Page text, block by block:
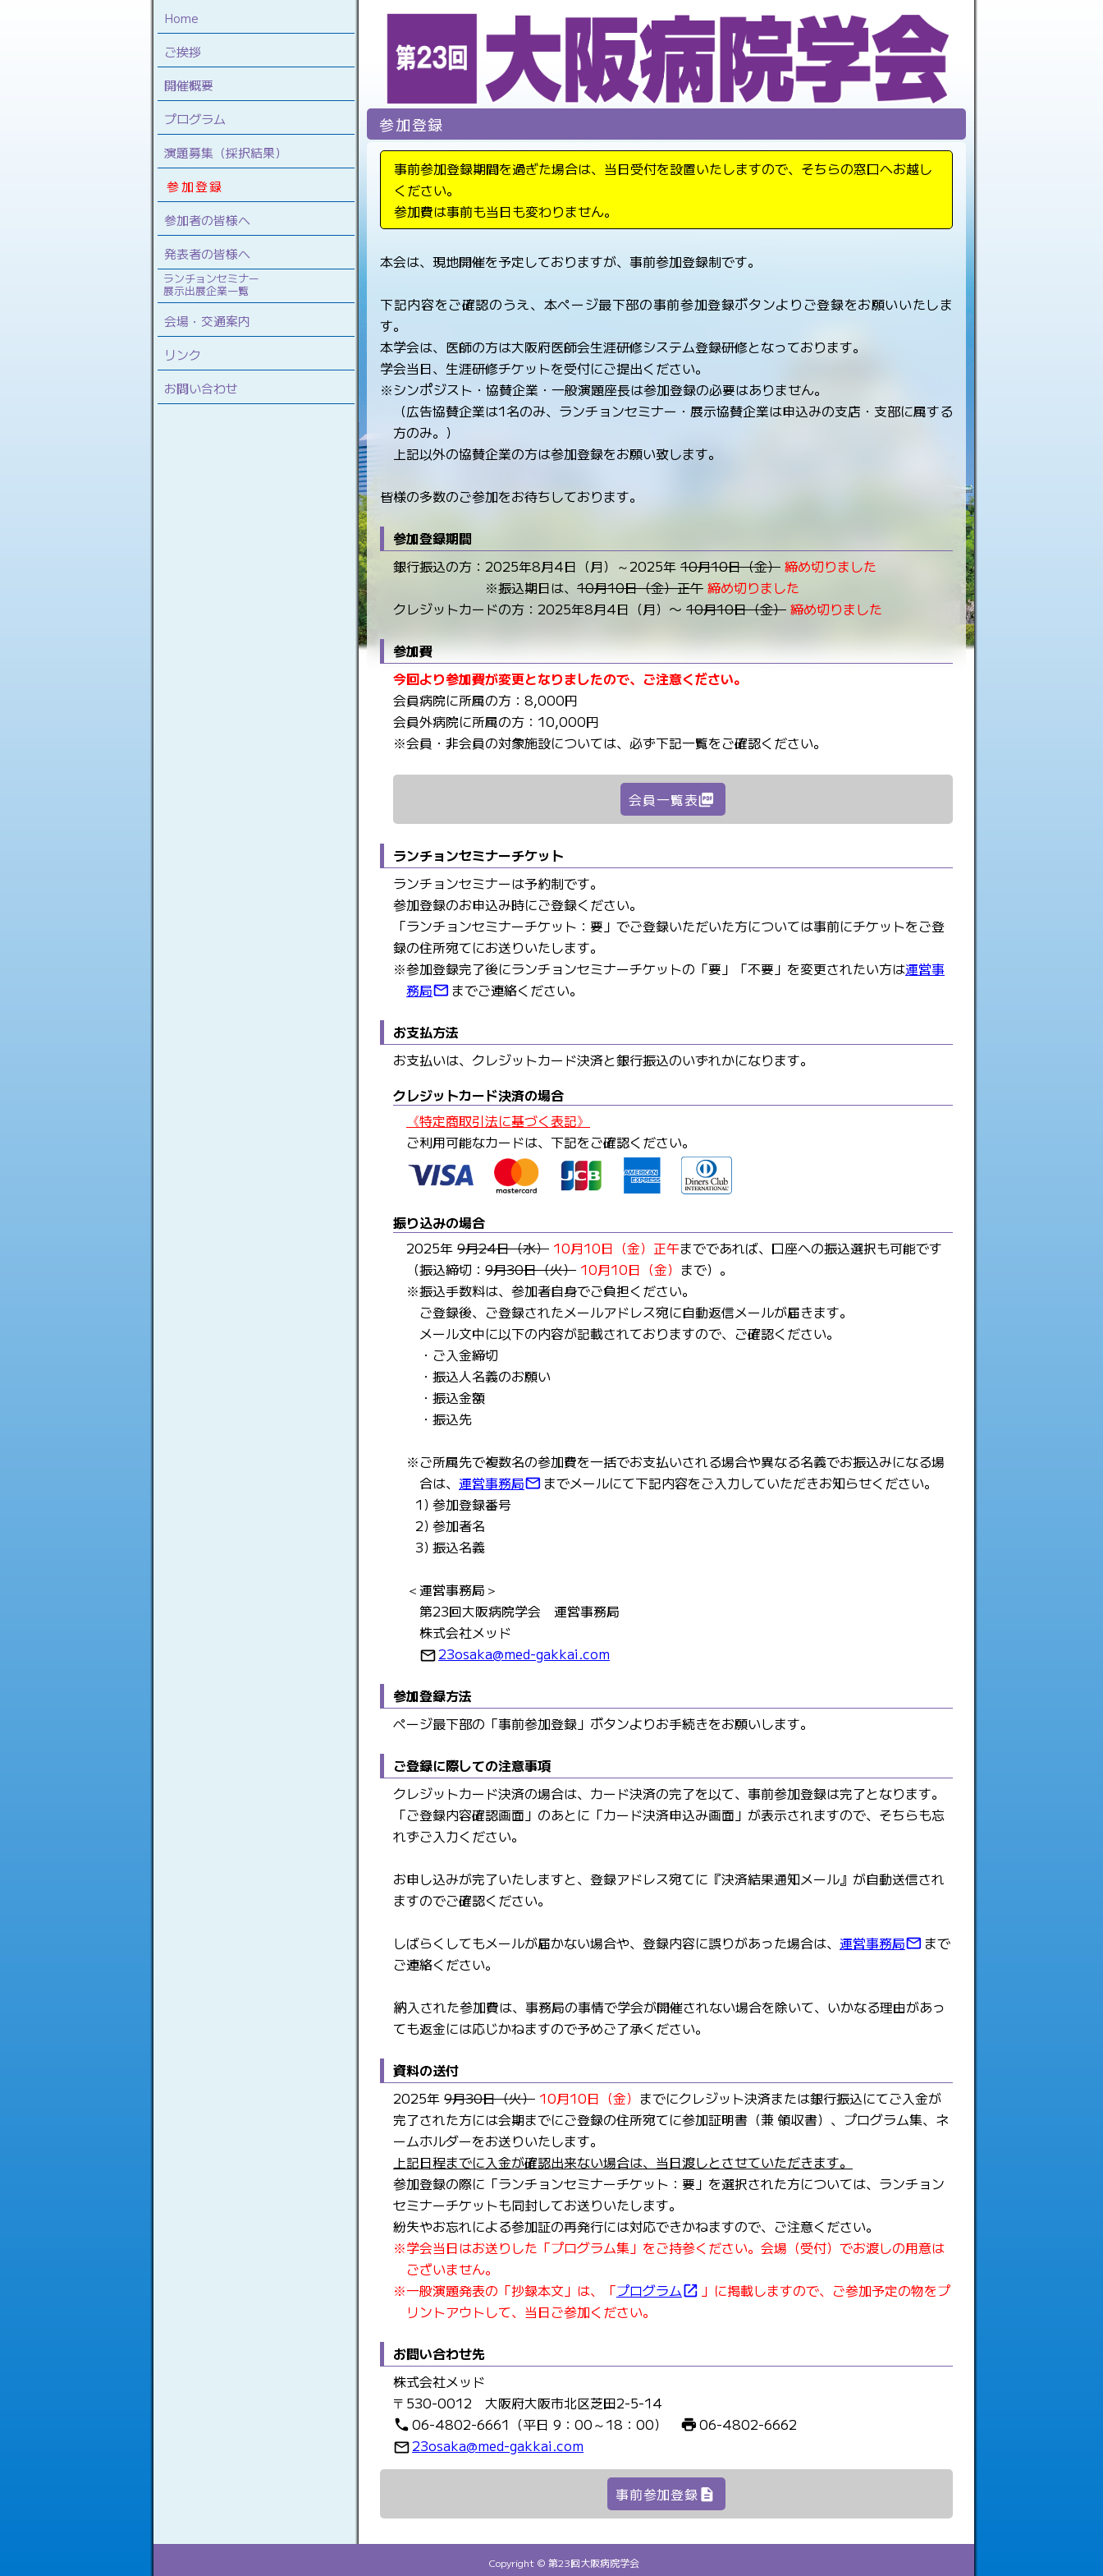
Home
ご挨拶
開催概要
プログラム
演題募集（採択結果）
参加登録
参加者の皆様へ
発表者の皆様へ
ランチョンセミナー
展示出展企業一覧
会場・交通案内
リンク
お問い合わせ
参加登録
事前参加登録期間を過ぎた場合は、当日受付を設置いたしますので、そちらの窓口へお越し
ください。
参加費は事前も当日も変わりません。
本会は、現地開催を予定しておりますが、事前参加登録制です。
下記内容をご確認のうえ、本ページ最下部の事前参加登録ボタンよりご登録をお願いいたしま
す。
本学会は、医師の方は大阪府医師会生涯研修システム登録研修となっております。
学会当日、生涯研修チケットを受付にご提出ください。
※シンポジスト・協賛企業・一般演題座長は参加登録の必要はありません。
（広告協賛企業は1名のみ、ランチョンセミナー・展示協賛企業は申込みの支店・支部に属する
方のみ。）
上記以外の協賛企業の方は参加登録をお願い致します。
皆様の多数のご参加をお待ちしております。
参加登録期間
銀行振込の方：2025年8月4日（月）～2025年 10月10日（金） 締め切りました
※振込期日は、 10月10日（金）正午 締め切りました
クレジットカードの方：2025年8月4日（月）〜 10月10日（金） 締め切りました
参加費
今回より参加費が変更となりましたので、ご注意ください。
会員病院に所属の方：8,000円
会員外病院に所属の方：10,000円
※会員・非会員の対象施設については、必ず下記一覧をご確認ください。
会員一覧表picture_as_pdf
ランチョンセミナーチケット
ランチョンセミナーは予約制です。
参加登録のお申込み時にご登録ください。
「ランチョンセミナーチケット：要」でご登録いただいた方については事前にチケットをご登
録の住所宛てにお送りいたします。
※参加登録完了後にランチョンセミナーチケットの「要」「不要」を変更されたい方は運営事
務局mail_outline までご連絡ください。
お支払方法
お支払いは、クレジットカード決済と銀行振込のいずれかになります。
クレジットカード決済の場合
《特定商取引法に基づく表記》
ご利用可能なカードは、下記をご確認ください。
振り込みの場合
2025年 9月24日（水） 10月10日（金）正午までであれば、口座への振込選択も可能です
（振込締切： 9月30日（火） 10月10日（金） まで）。
※振込手数料は、参加者自身でご負担ください。
ご登録後、ご登録されたメールアドレス宛に自動返信メールが届きます。
メール文中に以下の内容が記載されておりますので、ご確認ください。
ご入金締切
振込人名義のお願い
振込金額
振込先
※ご所属先で複数名の参加費を一括でお支払いされる場合や異なる名義でお振込みになる場
合は、 運営事務局mail_outline までメールにて下記内容をご入力していただきお知らせください。
参加登録番号
参加者名
振込名義
＜運営事務局＞
第23回大阪病院学会 運営事務局
株式会社メッド
mail_outline23osaka@med-gakkai.com
参加登録方法
ページ最下部の「事前参加登録」ボタンよりお手続きをお願いします。
ご登録に際しての注意事項
クレジットカード決済の場合は、カード決済の完了を以て、事前参加登録は完了となります。
「ご登録内容確認画面」のあとに「カード決済申込み画面」が表示されますので、そちらも忘
れずご入力ください。
お申し込みが完了いたしますと、登録アドレス宛てに『決済結果通知メール』が自動送信され
ますのでご確認ください。
しばらくしてもメールが届かない場合や、登録内容に誤りがあった場合は、 運営事務局mail_outline まで
ご連絡ください。
納入された参加費は、事務局の事情で学会が開催されない場合を除いて、いかなる理由があっ
ても返金には応じかねますので予めご了承ください。
資料の送付
2025年 9月30日（火） 10月10日（金） までにクレジット決済または銀行振込にてご入金が
完了された方には会期までにご登録の住所宛てに参加証明書（兼 領収書）、プログラム集、ネ
ームホルダーをお送りいたします。
上記日程までに入金が確認出来ない場合は、当日渡しとさせていただきます。
参加登録の際に「ランチョンセミナーチケット：要」を選択された方については、ランチョン
セミナーチケットも同封してお送りいたします。
紛失やお忘れによる参加証の再発行には対応できかねますので、ご注意ください。
※学会当日はお送りした「プログラム集」をご持参ください。会場（受付）でお渡しの用意は
ございません。
※一般演題発表の「抄録本文」は、「プログラムopen_in_new 」に掲載しますので、ご参加予定の物をプ
リントアウトして、当日ご参加ください。
お問い合わせ先
株式会社メッド
〒530-0012 大阪府大阪市北区芝田2-5-14
phone06-4802-6661（平日 9：00～18：00） print06-4802-6662
mail_outline23osaka@med-gakkai.com
事前参加登録 description
Copyright © 第23回大阪病院学会